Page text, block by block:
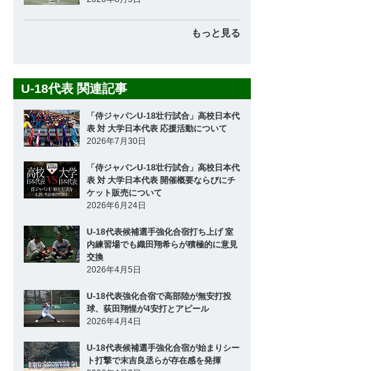
もっと見る
U-18代表 関連記事
「侍ジャパンU-18壮行試合」高校日本代
表 対 大学日本代表 応援活動について
2026年7月30日
「侍ジャパンU-18壮行試合」高校日本代
表 対 大学日本代表 開催概要ならびにチ
ケット販売について
2026年6月24日
U-18代表候補選手強化合宿打ち上げ 室
内練習場でも織田翔希らが積極的に意見
交換
2026年4月5日
U-18代表強化合宿で高部陸が無安打投
球、荻田翔惺が4安打とアピール
2026年4月4日
U-18代表候補選手強化合宿が始まりシー
ト打撃で末吉良丞らが存在感を発揮